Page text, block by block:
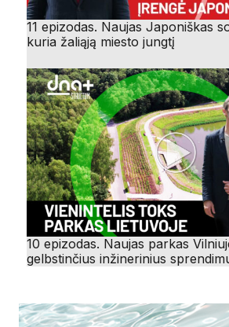
11 epizodas. Naujas Japoniškas
kuria žaliąją miesto jungtį
10 epizodas. Naujas parkas
gelbstinčius inžinerinius